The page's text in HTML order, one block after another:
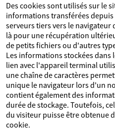
Des cookies sont utilisés sur le
informations transférées
serveurs tiers vers le navigateur
là pour une récupération
de petits fichiers ou d'autres
Les informations stockées dans
lien avec l'appareil terminal
une chaîne de caractères
unique le navigateur lors d'un
contient également des
durée de stockage. Toutefois,
du visiteur puisse être obtenue
cookie.